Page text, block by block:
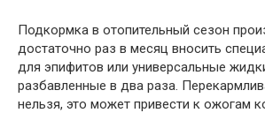
Подкормка в отопительный сезон
достаточно раз в месяц вносить
для эпифитов или универсальные
разбавленные в два раза.
нельзя, это может привести к ожогам